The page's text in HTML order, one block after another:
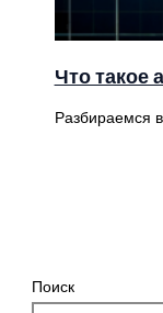
Что такое
Разбираемся
Поиск